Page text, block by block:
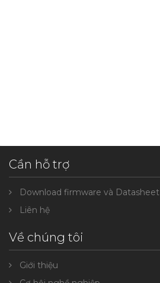
Cần hỗ trợ
Download firmware và Datasheet
Liên hệ
Về chúng tôi
Giới thiệu